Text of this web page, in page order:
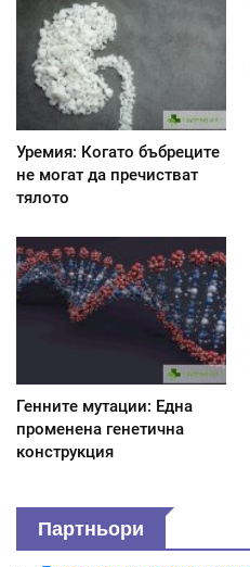
Уремия: Когато бъбреците
не могат да пречистват
тялото
Генните мутации: Една
променена генетична
конструкция
Партньори